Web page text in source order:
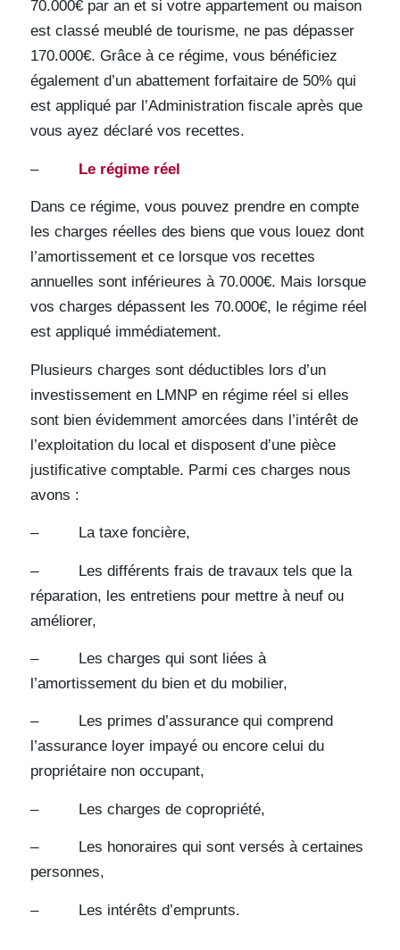
70.000€ par an et si votre appartement ou maison
est classé meublé de tourisme, ne pas dépasser
170.000€. Grâce à ce régime, vous bénéficiez
également d’un abattement forfaitaire de 50% qui
est appliqué par l’Administration fiscale après que
vous ayez déclaré vos recettes.
– Le régime réel
Dans ce régime, vous pouvez prendre en compte
les charges réelles des biens que vous louez dont
l’amortissement et ce lorsque vos recettes
annuelles sont inférieures à 70.000€. Mais lorsque
vos charges dépassent les 70.000€, le régime réel
est appliqué immédiatement.
Plusieurs charges sont déductibles lors d’un
investissement en LMNP en régime réel si elles
sont bien évidemment amorcées dans l’intérêt de
l’exploitation du local et disposent d’une pièce
justificative comptable. Parmi ces charges nous
avons :
– La taxe foncière,
– Les différents frais de travaux tels que la
réparation, les entretiens pour mettre à neuf ou
améliorer,
– Les charges qui sont liées à
l’amortissement du bien et du mobilier,
– Les primes d’assurance qui comprend
l’assurance loyer impayé ou encore celui du
propriétaire non occupant,
– Les charges de copropriété,
– Les honoraires qui sont versés à certaines
personnes,
– Les intérêts d’emprunts.